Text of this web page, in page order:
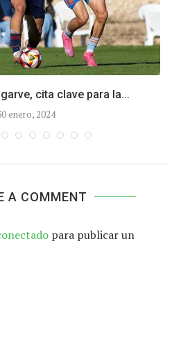
cita clave para la...
enero, 2024
A COMMENT
para publicar un